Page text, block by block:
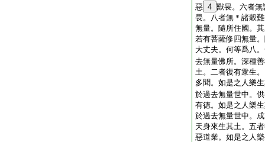
惡 4 獸畏。六者無
畏。八者無＊諸穀
無量。隨所住國。
若有菩薩修四無量
大丈夫。何等爲八
去無量佛所。深種
土。二者復有衆生
多聞。如是之人樂
於過去無量世中。
有徳。如是之人樂
於過去無量世中。
天身來生其土。五
惡道業。如是之人